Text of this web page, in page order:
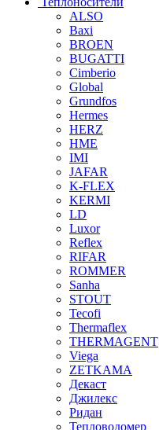
ALSO
Baxi
BROEN
BUGATTI
Cimberio
Global
Grundfos
Hermes
HERZ
HME
IMI
JAFAR
K-FLEX
KERMI
LD
Luxor
Reflex
RIFAR
ROMMER
Sanha
STOUT
Tecofi
Thermaflex
THERMAGENT
Viega
ZETKAMA
Декаст
Джилекс
Ридан
Тепловодомер